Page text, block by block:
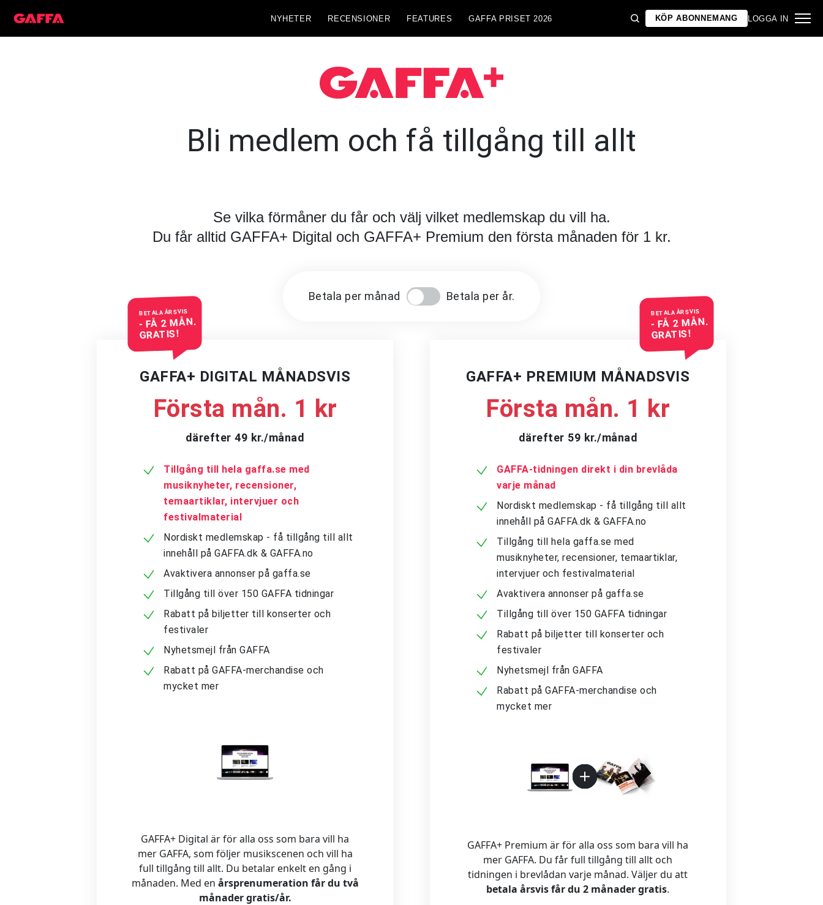
NYHETER RECENSIONER FEATURES GAFFA PRISET 2026 KÖP ABONNEMANG LOGGA IN
Bli medlem och få tillgång till allt
Se vilka förmåner du får och välj vilket medlemskap du vill ha.
Du får alltid GAFFA+ Digital och GAFFA+ Premium den första månaden för 1 kr.
Betala per månad Betala per år.
BETALA ÅRSVIS
- FÅ 2 MÅN.
GRATIS!
GAFFA+ DIGITAL MÅNADSVIS
Första mån. 1 kr
därefter 49 kr./månad
Tillgång till hela gaffa.se med
musiknyheter, recensioner,
temaartiklar, intervjuer och
festivalmaterial
Nordiskt medlemskap - få tillgång till allt
innehåll på GAFFA.dk & GAFFA.no
Avaktivera annonser på gaffa.se
Tillgång till över 150 GAFFA tidningar
Rabatt på biljetter till konserter och
festivaler
Nyhetsmejl från GAFFA
Rabatt på GAFFA-merchandise och
mycket mer
GAFFA+ Digital är för alla oss som bara vill ha
mer GAFFA, som följer musikscenen och vill ha
full tillgång till allt. Du betalar enkelt en gång i
månaden. Med en årsprenumeration får du två
månader gratis/år.
BETALA ÅRSVIS
- FÅ 2 MÅN.
GRATIS!
GAFFA+ PREMIUM MÅNADSVIS
Första mån. 1 kr
därefter 59 kr./månad
GAFFA-tidningen direkt i din brevlåda
varje månad
Nordiskt medlemskap - få tillgång till allt
innehåll på GAFFA.dk & GAFFA.no
Tillgång till hela gaffa.se med
musiknyheter, recensioner, temaartiklar,
intervjuer och festivalmaterial
Avaktivera annonser på gaffa.se
Tillgång till över 150 GAFFA tidningar
Rabatt på biljetter till konserter och
festivaler
Nyhetsmejl från GAFFA
Rabatt på GAFFA-merchandise och
mycket mer
GAFFA+ Premium är för alla oss som bara vill ha
mer GAFFA. Du får full tillgång till allt och
tidningen i brevlådan varje månad. Väljer du att
betala årsvis får du 2 månader gratis.